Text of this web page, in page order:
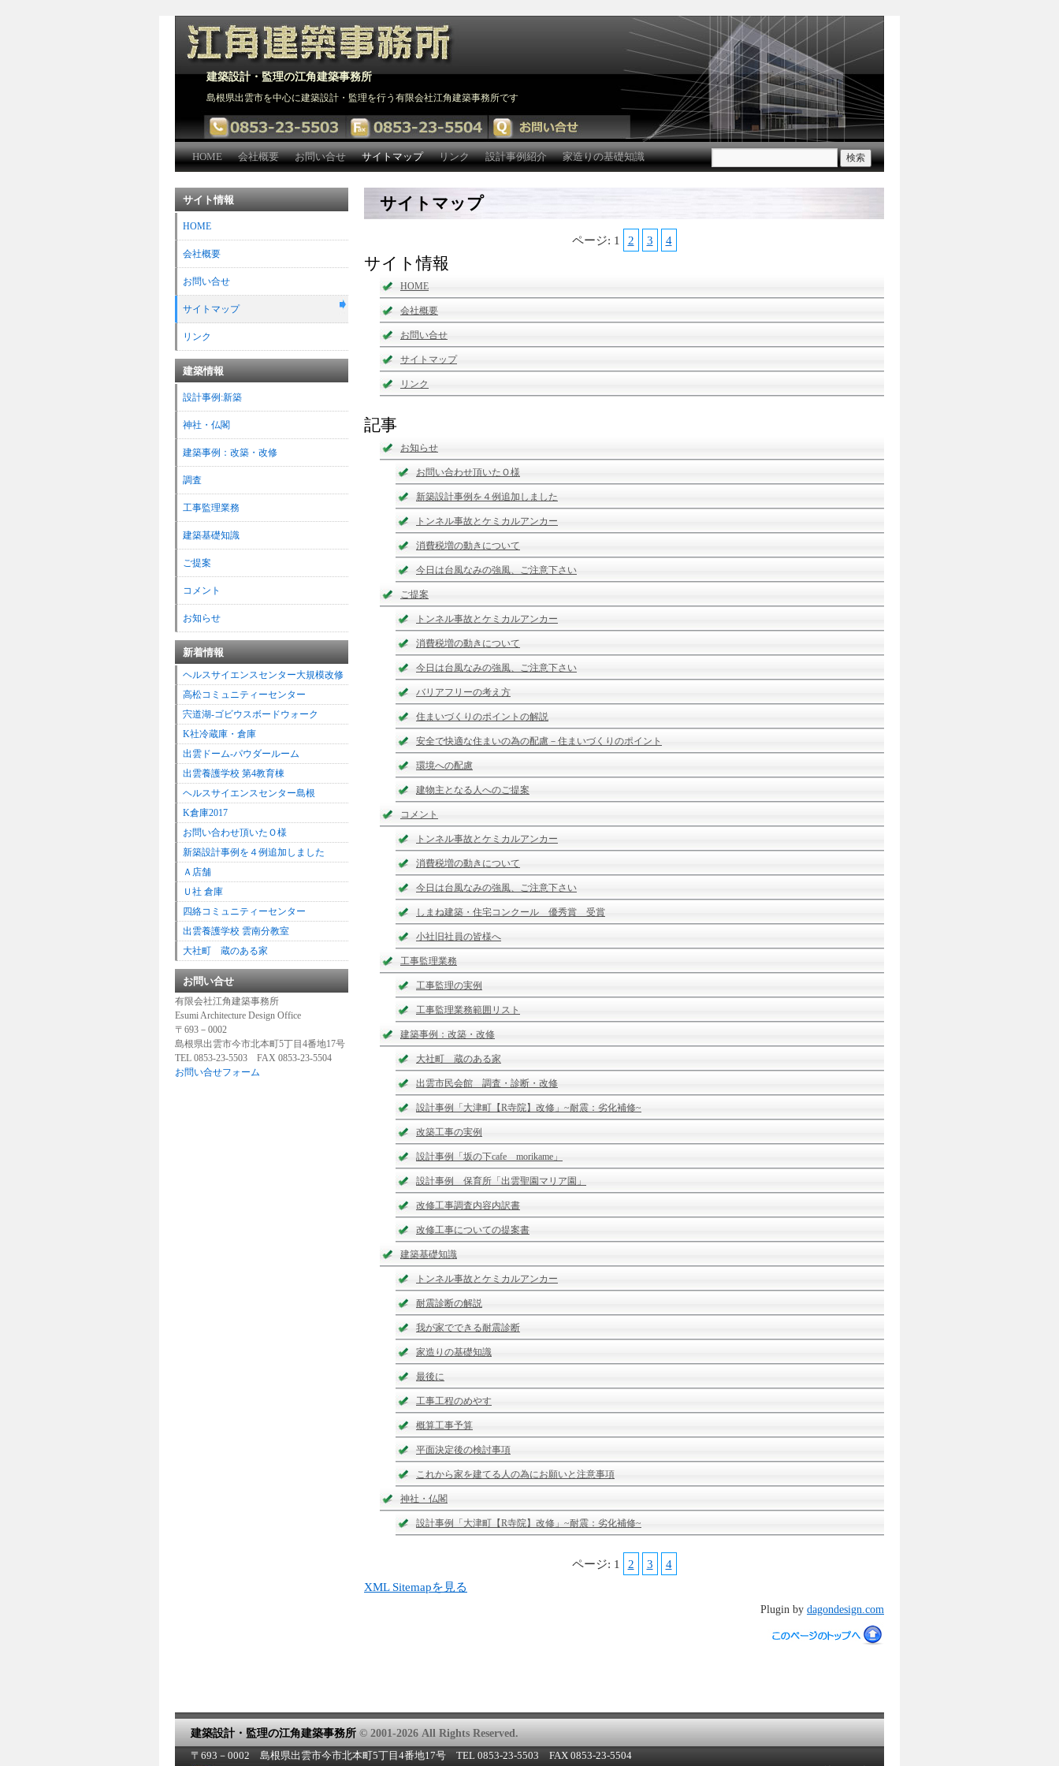
建築設計・監理の江角建築事務所
島根県出雲市を中心に建築設計・監理を行う有限会社江角建築事務所です
HOME 会社概要 お問い合せ サイトマップ リンク 設計事例紹介 家造りの基礎知識
サイトマップ
ページ: 1 2 3 4
サイト情報
HOME
会社概要
お問い合せ
サイトマップ
リンク
記事
お知らせ
お問い合わせ頂いたＯ様
新築設計事例を４例追加しました
トンネル事故とケミカルアンカー
消費税増の動きについて
今日は台風なみの強風、ご注意下さい
ご提案
トンネル事故とケミカルアンカー
消費税増の動きについて
今日は台風なみの強風、ご注意下さい
バリアフリーの考え方
住まいづくりのポイントの解説
安全で快適な住まいの為の配慮－住まいづくりのポイント
環境への配慮
建物主となる人へのご提案
コメント
トンネル事故とケミカルアンカー
消費税増の動きについて
今日は台風なみの強風、ご注意下さい
しまね建築・住宅コンクール 優秀賞 受賞
小社旧社員の皆様へ
工事監理業務
工事監理の実例
工事監理業務範囲リスト
建築事例：改築・改修
大社町 蔵のある家
出雲市民会館 調査・診断・改修
設計事例「大津町【R寺院】改修」~耐震：劣化補修~
改築工事の実例
設計事例「坂の下cafe morikame」
設計事例 保育所「出雲聖園マリア園」
改修工事調査内容内訳書
改修工事についての提案書
建築基礎知識
トンネル事故とケミカルアンカー
耐震診断の解説
我が家でできる耐震診断
家造りの基礎知識
最後に
工事工程のめやす
概算工事予算
平面決定後の検討事項
これから家を建てる人の為にお願いと注意事項
神社・仏閣
設計事例「大津町【R寺院】改修」~耐震：劣化補修~
ページ: 1 2 3
4
XML Sitemapを見る
Plugin by dagondesign.com
サイト情報
HOME
会社概要
お問い合せ
サイトマップ
リンク
建築情報
設計事例:新築
神社・仏閣
建築事例：改築・改修
調査
工事監理業務
建築基礎知識
ご提案
コメント
お知らせ
新着情報
ヘルスサイエンスセンター大規模改修
高松コミュニティーセンター
宍道湖-ゴビウスボードウォーク
K社冷蔵庫・倉庫
出雲ドーム-パウダールーム
出雲養護学校 第4教育棟
ヘルスサイエンスセンター島根
K倉庫2017
お問い合わせ頂いたＯ様
新築設計事例を４例追加しました
Ａ店舗
Ｕ社 倉庫
四絡コミュニティーセンター
出雲養護学校 雲南分教室
大社町 蔵のある家
お問い合せ
有限会社江角建築事務所
Esumi Architecture Design Office
〒693－0002
島根県出雲市今市北本町5丁目4番地17号
TEL 0853-23-5503 FAX 0853-23-5504
お問い合せフォーム
建築設計・監理の江角建築事務所 © 2001-2026 All Rights Reserved.
〒693－0002 島根県出雲市今市北本町5丁目4番地17号 TEL 0853-23-5503 FAX 0853-23-5504